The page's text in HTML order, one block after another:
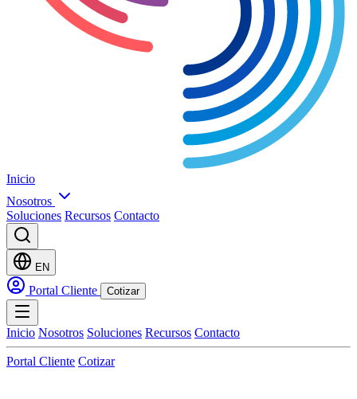
Inicio
Nosotros
Soluciones Recursos Contacto
EN
Portal Cliente Cotizar
Inicio Nosotros Soluciones Recursos Contacto
Portal Cliente Cotizar